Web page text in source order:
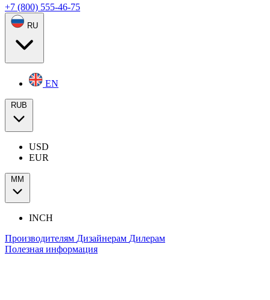
+7 (800) 555-46-75
RU
EN
RUB
USD
EUR
ММ
INCH
Производителям Дизайнерам Дилерам
Полезная информация